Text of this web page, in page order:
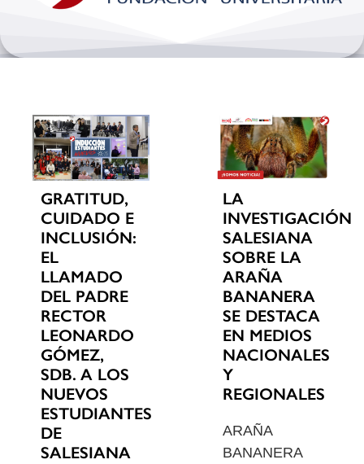
Investigación
Extension y desarrollo
GRATITUD,
CUIDADO E
INCLUSIÓN:
EL
LLAMADO
DEL PADRE
RECTOR
LEONARDO
GÓMEZ,
SDB. A LOS
NUEVOS
ESTUDIANTES
DE
SALESIANA
LA
INVESTIGACIÓN
SALESIANA
SOBRE LA
ARAÑA
BANANERA
SE DESTACA
EN MEDIOS
NACIONALES
Y
REGIONALES
ARAÑA
BANANERA